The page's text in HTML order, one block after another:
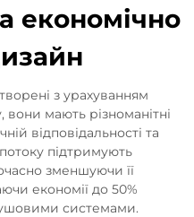
економічно
з урахуванням
вони мають різноманітні
відповідальності та
підтримують
зменшуючи її
економії до 50%
системами.